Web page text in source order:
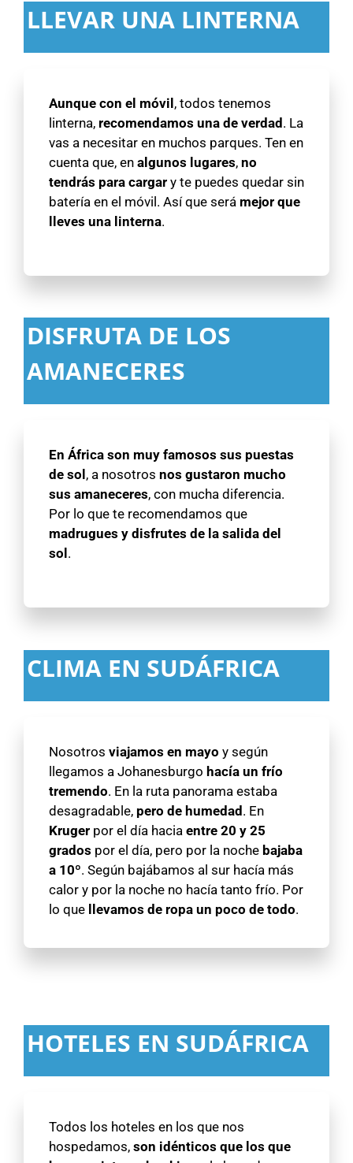
LLEVAR UNA LINTERNA
Aunque con el móvil , todos tenemos
linterna, recomendamos una de verdad . La
vas a necesitar en muchos parques. Ten en
cuenta que, en algunos lugares, no
tendrás para cargar y te puedes quedar sin
batería en el móvil. Así que será mejor que
lleves una linterna.
DISFRUTA DE LOS
AMANECERES
En África son muy famosos sus puestas
de sol , a nosotros nos gustaron mucho
sus amaneceres, con mucha diferencia.
Por lo que te recomendamos que
madrugues y disfrutes de la salida del
sol .
CLIMA EN SUDÁFRICA
Nosotros viajamos en mayo y según
llegamos a Johanesburgo hacía un frío
tremendo. En la ruta panorama estaba
desagradable, pero de humedad. En
Kruger por el día hacia entre 20 y 25
grados por el día, pero por la noche bajaba
a 10º. Según bajábamos al sur hacía más
calor y por la noche no hacía tanto frío. Por
lo que llevamos de ropa un poco de todo.
HOTELES EN SUDÁFRICA
Todos los hoteles en los que nos
hospedamos, son idénticos que los que